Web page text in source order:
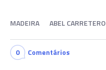
MADEIRA ABEL CARRETERO
0 Comentários